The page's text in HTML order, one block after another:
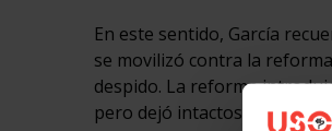
En este sentido, García
se movilizó contra la
despido. La reforma
pero dejó intactos aspectos